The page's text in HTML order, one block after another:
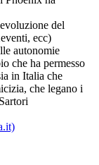
del
ecc)
autonomie
che ha permesso
in Italia che
che legano i